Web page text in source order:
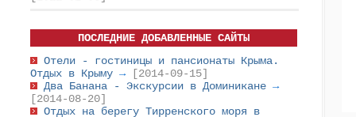
ПОСЛЕДНИЕ ДОБАВЛЕННЫЕ САЙТЫ
Отели - гостиницы и пансионаты Крыма.
Отдых в Крыму →
[2014-09-15]
Два Банана - Экскурсии в Доминикане →
[2014-08-20]
Отдых на берегу Тирренского моря в